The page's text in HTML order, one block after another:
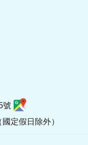
號
定假日除外）